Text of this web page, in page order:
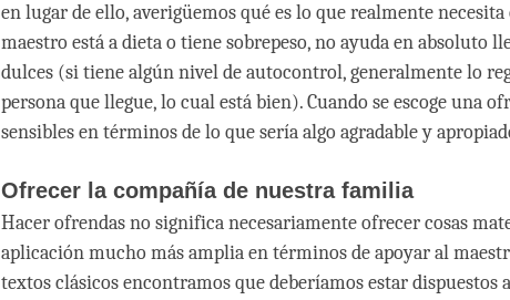
en lugar de ello, averigüemos qué es lo que realmente
maestro está a dieta o tiene sobrepeso, no ayuda en absoluto
dulces (si tiene algún nivel de autocontrol, generalmente lo
persona que llegue, lo cual está bien). Cuando se escoge una
sensibles en términos de lo que sería algo agradable y
Ofrecer la compañía de nuestra familia
Hacer ofrendas no significa necesariamente ofrecer cosas
aplicación mucho más amplia en términos de apoyar al
textos clásicos encontramos que deberíamos estar dispuestos